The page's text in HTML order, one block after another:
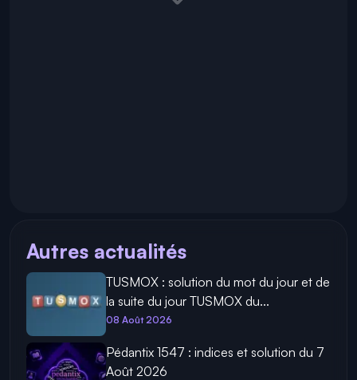
Autres actualités
TUSMOX : solution du mot du jour et de
la suite du jour TUSMOX du...
08 Août 2026
Pédantix 1547 : indices et solution du 7
Août 2026